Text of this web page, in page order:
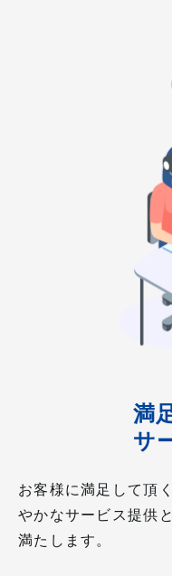
満
サ
お客様に満足して頂
やかなサービス提供
満たします。